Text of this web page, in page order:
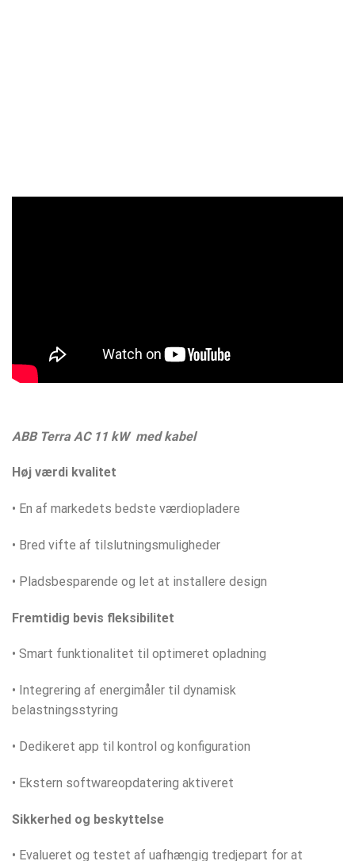
ABB Terra AC 11 kW med kabel
Høj værdi kvalitet
• En af markedets bedste værdiopladere
• Bred vifte af tilslutningsmuligheder
• Pladsbesparende og let at installere design
Fremtidig bevis fleksibilitet
• Smart funktionalitet til optimeret opladning
• Integrering af energimåler til dynamisk
belastningsstyring
• Dedikeret app til kontrol og konfiguration
• Ekstern softwareopdatering aktiveret
Sikkerhed og beskyttelse
• Evalueret og testet af uafhængig tredjepart for at